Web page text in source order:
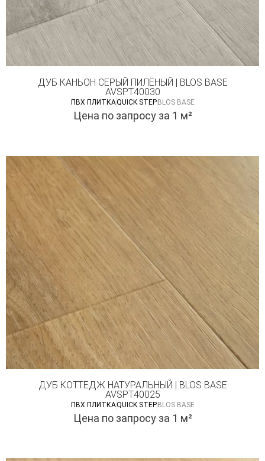
ДУБ КАНЬОН СЕРЫЙ ПИЛЁНЫЙ | BLOS BASE
AVSPT40030
ПВХ ПЛИТКАQUICK STEP BLOS BASE
Цена по запросу за 1 м²
ДУБ КОТТЕДЖ НАТУРАЛЬНЫЙ | BLOS BASE
AVSPT40025
ПВХ ПЛИТКАQUICK STEPBLOS BASE
Цена по запросу за 1 м²